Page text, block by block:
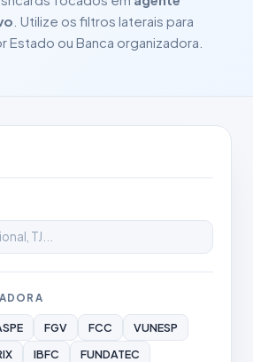
. Utilize os filtros laterais para
Estado ou Banca organizadora.
FGV FCC
VUNESP
IBFC
FUNDATEC